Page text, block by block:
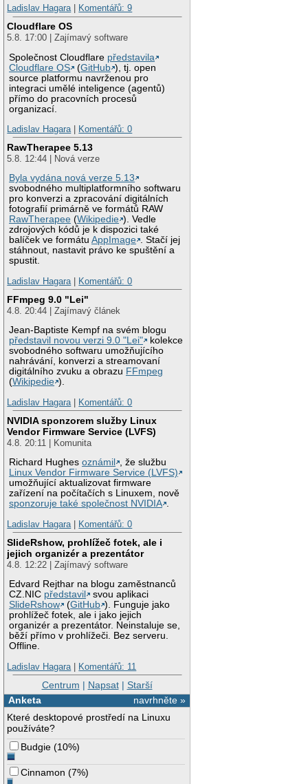
Ladislav Hagara| Komentářů: 9
Cloudflare OS
5.8. 17:00 | Zajímavý software
Společnost Cloudflare představila
Cloudflare OS
(GitHub ), tj. open
source platformu navrženou pro
integraci umělé inteligence (agentů)
přímo do pracovních procesů
organizací.
Ladislav Hagara| Komentářů: 0
RawTherapee 5.13
5.8. 12:44 | Nová verze
Byla vydána nová verze 5.13
svobodného multiplatformního softwaru
pro konverzi a zpracování digitálních
fotografií primárně ve formátů RAW
RawTherapee (Wikipedie ). Vedle
zdrojových kódů je k dispozici také
balíček ve formátuAppImage . Stačí jej
stáhnout, nastavit právo ke spuštění a
spustit.
Ladislav Hagara| Komentářů: 0
FFmpeg 9.0 "Lei"
4.8. 20:44 | Zajímavý článek
Jean-Baptiste Kempf na svém blogu
představil novou verzi 9.0 "Lei"
kolekce
svobodného softwaru umožňujícího
nahrávání, konverzi a streamovaní
digitálního zvuku a obrazu FFmpeg
(Wikipedie ).
Ladislav Hagara| Komentářů: 0
NVIDIA sponzorem služby Linux
Vendor Firmware Service (LVFS)
4.8. 20:11 | Komunita
Richard Hughesoznámil
, že službu
Linux Vendor Firmware Service (LVFS)
umožňující aktualizovat firmware
zařízení na počítačích s Linuxem, nově
sponzoruje také společnost NVIDIA .
Ladislav Hagara| Komentářů: 0
SlideRshow, prohlížeč fotek, ale i
jejich organizér a prezentátor
4.8. 12:22 | Zajímavý software
Edvard Rejthar na blogu zaměstnanců
CZ.NIC představil
svou aplikaci
SlideRshow
(GitHub ). Funguje jako
prohlížeč fotek, ale i jako jejich
organizér a prezentátor. Neinstaluje se,
běží přímo v prohlížeči. Bez serveru.
Offline.
Ladislav Hagara| Komentářů: 11
Centrum | Napsat| Starší
navrhněte »
Anketa
Které desktopové prostředí na Linuxu
používáte?
Budgie (10%)
Cinnamon (7%)